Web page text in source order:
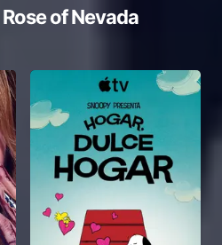
Rose of Nevada